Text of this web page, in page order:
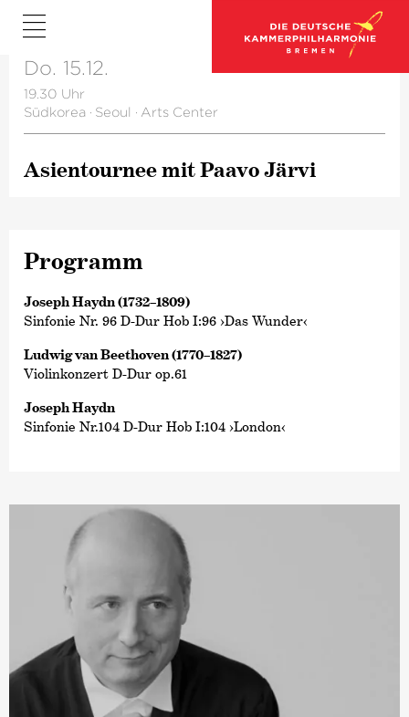
Do. 15.12.
19.30 Uhr
Südkorea · Seoul · Arts Center
Asientournee mit Paavo Järvi
Programm
Joseph Haydn (1732–1809)
Sinfonie Nr. 96 D-Dur Hob I:96 ›Das Wunder‹
Ludwig van Beethoven (1770–1827)
Violinkonzert D-Dur op.61
Joseph Haydn
Sinfonie Nr.104 D-Dur Hob I:104 ›London‹